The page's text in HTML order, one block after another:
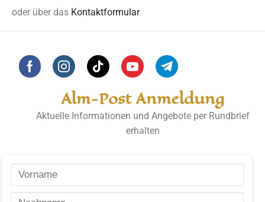
oder über das Kontaktformular
Alm-Post Anmeldung
Aktuelle Informationen und Angebote per Rundbrief
erhalten